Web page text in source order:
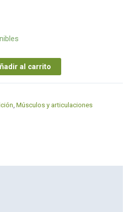
al carrito
, Músculos y articulaciones